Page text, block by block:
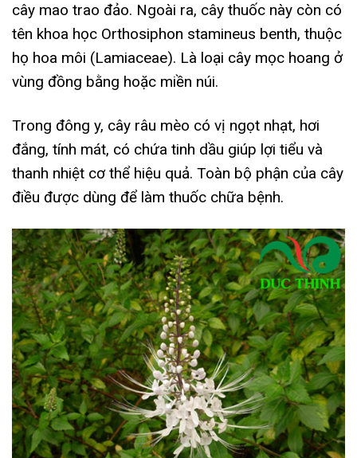
cây mao trao đảo. Ngoài ra, cây thuốc này còn có
tên khoa học Orthosiphon stamineus benth, thuộc
họ hoa môi (Lamiaceae). Là loại cây mọc hoang ở
vùng đồng bằng hoặc miền núi.
Trong đông y, cây râu mèo có vị ngọt nhạt, hơi
đắng, tính mát, có chứa tinh dầu giúp lợi tiểu và
thanh nhiệt cơ thể hiệu quả. Toàn bộ phận của cây
điều được dùng để làm thuốc chữa bệnh.